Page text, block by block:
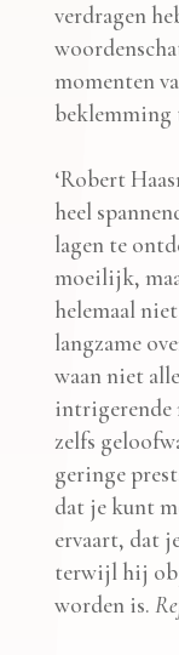
verdragen
momenten
beklemming
‘Robert
heel
lagen te
moeilijk,
helemaal
langzame
waan niet
intrigerende
zelfs
geringe
dat je kunt
ervaart, dat
terwijl hij
worden is.